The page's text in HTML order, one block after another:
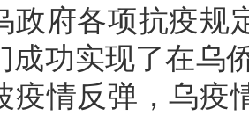
政府各项抗疫规
成功实现了在乌
疫情反弹，乌疫